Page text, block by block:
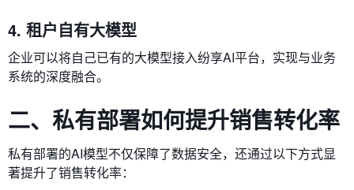
4. 租户自有大模型
企业可以将自己已有的大模型接入纷享AI平台，实现与业务
系统的深度融合。
二、私有部署如何提升销售转化率
私有部署的AI模型不仅保障了数据安全，还通过以下方式显
著提升了销售转化率：